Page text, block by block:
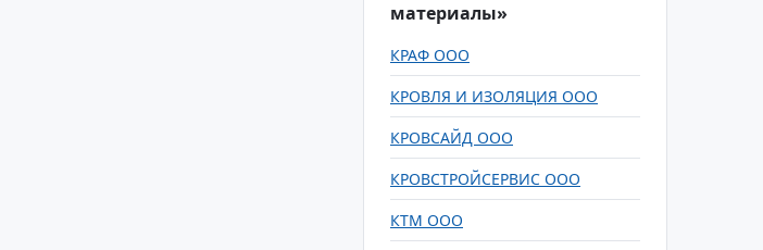
материалы»
КРАФ ООО
КРОВЛЯ И ИЗОЛЯЦИЯ ООО
КРОВСАЙД ООО
КРОВСТРОЙСЕРВИС ООО
КТМ ООО